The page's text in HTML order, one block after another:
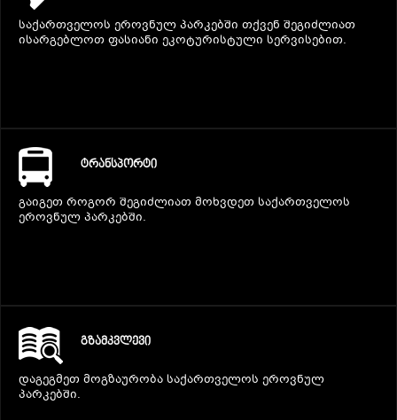
საქართველოს ეროვნულ პარკებში თქვენ შეგიძლიათ
ისარგებლოთ ფასიანი ეკოტურისტული სერვისებით.
ᲢᲠᲐᲜᲡᲞᲝᲠᲢᲘ
გაიგეთ როგორ შეგიძლიათ მოხვდეთ საქართველოს
ეროვნულ პარკებში.
ᲒᲖᲐᲛᲙᲕᲚᲔᲕᲘ
დაგეგმეთ მოგზაურობა საქართველოს ეროვნულ
პარკებში.